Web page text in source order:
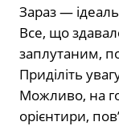
Зараз —
Все, що
заплутаним,
Приділіть
Можливо, на
орієнтири,